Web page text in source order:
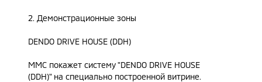
2. Демонстрационные зоны
DENDO DRIVE HOUSE (DDH)
MMC покажет систему "DENDO DRIVE HOUSE
(DDH)" на специально построенной витрине.